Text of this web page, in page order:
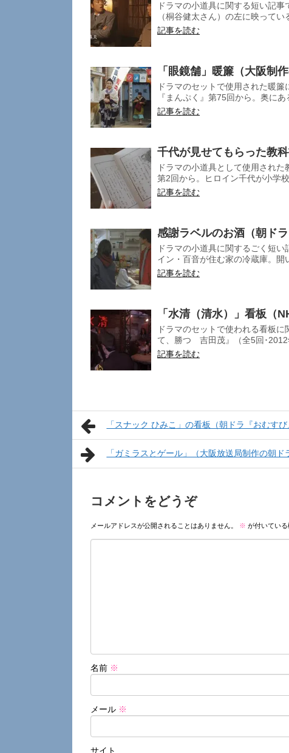
ドラマの小道具に関する短い記
（桐谷健太さん）の左に映って
記事を読む
「眼鏡舗」暖簾（大阪制作
ドラマのセットで使用された暖
『まんぷく』第75回から。奥に
記事を読む
千代が見せてもらった教
ドラマの小道具として使用され
第2回から。ヒロイン千代が小学
記事を読む
感謝ラベルのお酒（朝ド
ドラマの小道具に関するごく短
イン・百音が住む家の冷蔵庫。
記事を読む
「水清（清水）」看板（
ドラマのセットで使われる看板
て、勝つ 吉田茂』（全5回･
記事を読む
「スナック ひみこ」の看板（朝ドラ『おむすび
「ガミラスとゲール」（大阪放送局制作の朝ド
コメントをどうぞ
メールアドレスが公開されることはありません。 ※ が付いてい
名前 ※
メール ※
サイト